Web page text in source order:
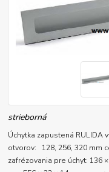
strieborná
Úchytka zapustená RULIDA
otvorov: 128, 256, 320 mm
zafrézovania pre úchyt: 136